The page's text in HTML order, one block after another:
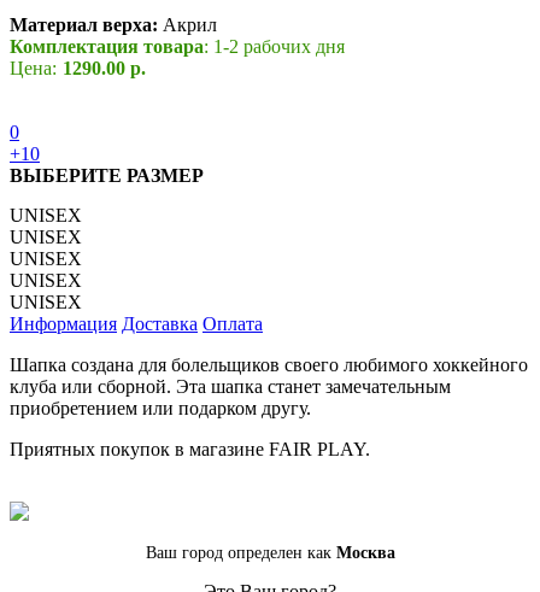
Материал верха: Акрил
Комплектация товара: 1-2 рабочих дня
Цена: 1290.00 р.
0
+10
ВЫБЕРИТЕ РАЗМЕР
UNISEX
UNISEX
UNISEX
UNISEX
UNISEX
Информация Доставка Оплата
Шапка создана для болельщиков своего любимого хоккейного
клуба или сборной. Эта шапка станет замечательным
приобретением или подарком другу.
Приятных покупок в магазине FAIR PLAY.
Ваш город определен как Москва